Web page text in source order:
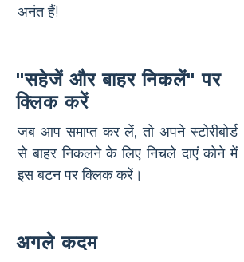
अनंत हैं!
"सहेजें और बाहर निकलें" पर
क्लिक करें
जब आप समाप्त कर लें, तो अपने स्टोरीबोर्ड
से बाहर निकलने के लिए निचले दाएं कोने में
इस बटन पर क्लिक करें।
अगले कदम